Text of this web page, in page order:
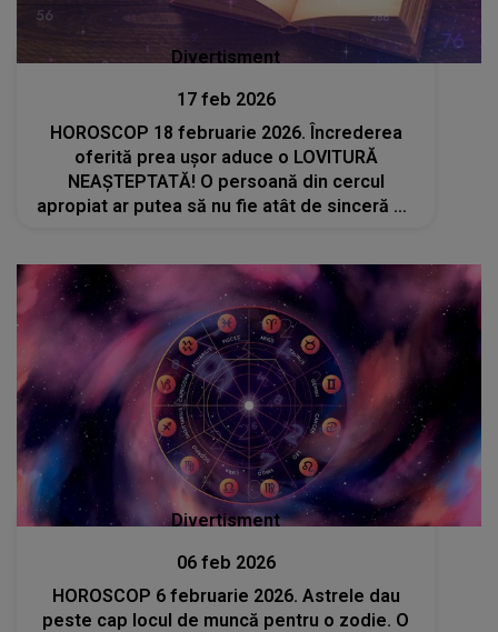
Divertisment
17 feb 2026
HOROSCOP 18 februarie 2026. Încrederea
oferită prea ușor aduce o LOVITURĂ
NEAȘTEPTATĂ! O persoană din cercul
apropiat ar putea să nu fie atât de sinceră pe
vizibile
Divertisment
06 feb 2026
HOROSCOP 6 februarie 2026. Astrele dau
peste cap locul de muncă pentru o zodie. O